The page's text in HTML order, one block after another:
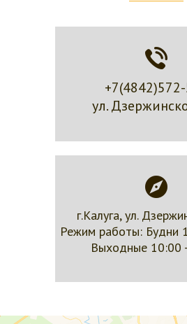
ул.
г.Калуга, ул.
Режим работы: Будни
Выходные 10:00